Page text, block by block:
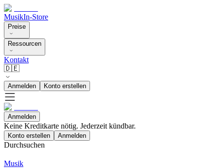
MusikIn-Store
Preise
Ressourcen
Kontakt
🇩🇪
Anmelden Konto erstellen
Anmelden
Keine Kreditkarte nötig. Jederzeit kündbar.
Konto erstellen Anmelden
Durchsuchen
Musik